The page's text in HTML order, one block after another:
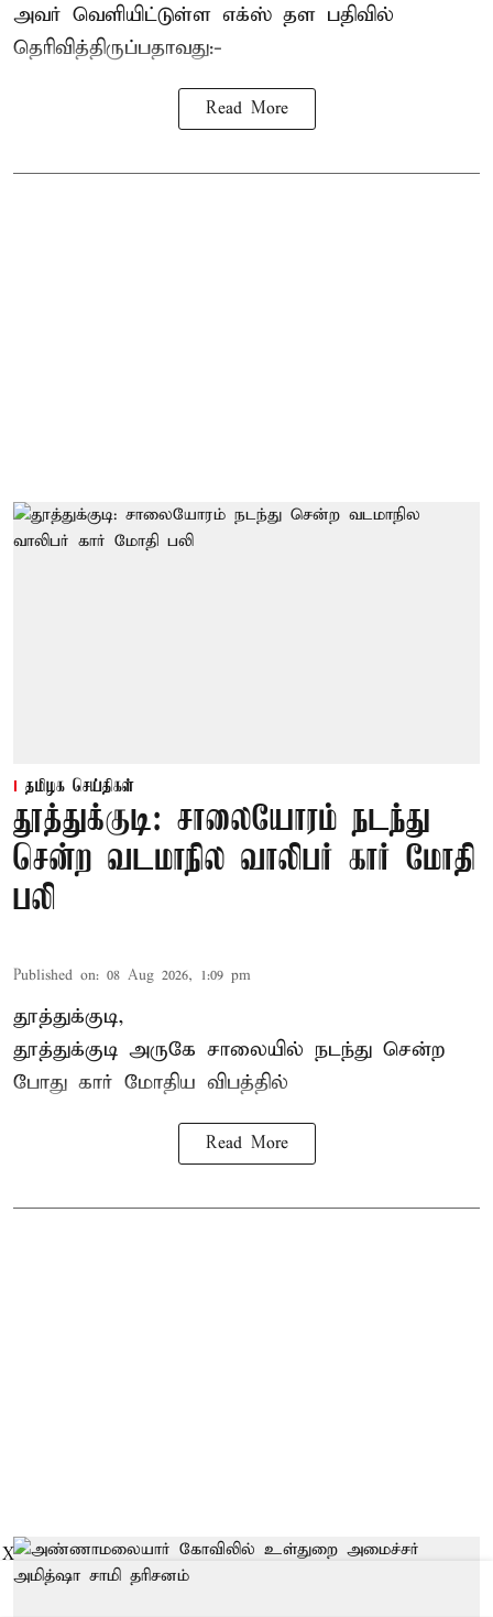
அவர் வெளியிட்டுள்ள எக்ஸ் தள பதிவில்
தெரிவித்திருப்பதாவது:-
Read More
தமிழக செய்திகள்
தூத்துக்குடி: சாலையோரம் நடந்து
சென்ற வடமாநில வாலிபர் கார் மோதி
பலி
Published on: 08 Aug 2026, 1:09 pm
தூத்துக்குடி,
தூத்துக்குடி அருகே சாலையில் நடந்து சென்ற
போது கார் மோதிய விபத்தில்
Read More
X